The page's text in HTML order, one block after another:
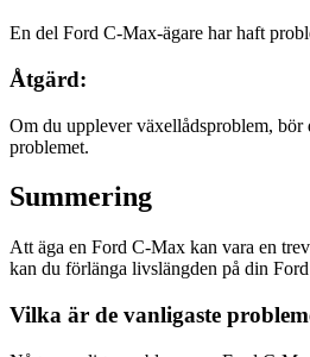
En del Ford C-Max-ägare har haft
Åtgärd:
Om du upplever växellådsproblem,
problemet.
Summering
Att äga en Ford C-Max kan vara en
kan du förlänga livslängden på din
Vilka är de vanligaste